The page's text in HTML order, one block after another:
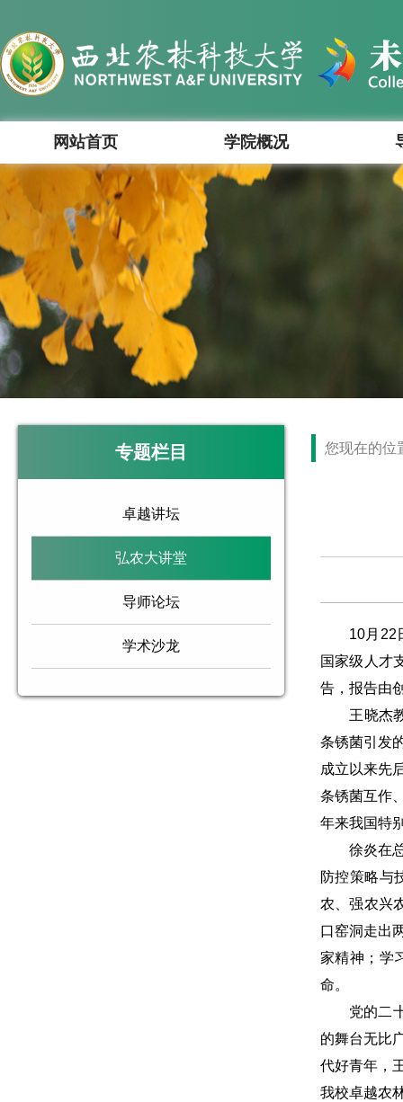
网站首页 学院概况
专题栏目
卓越讲坛
弘农大讲堂
导师论坛
学术沙龙
您现在的位
10月22日
国家级人才
告，报告由
王晓杰教
条锈菌引发
成立以来先
条锈菌互作
年来我国特
徐炎在总
防控策略与
农、强农兴
口窑洞走出
家精神；学
命。
党的二十
的舞台无比
代好青年，
我校卓越农